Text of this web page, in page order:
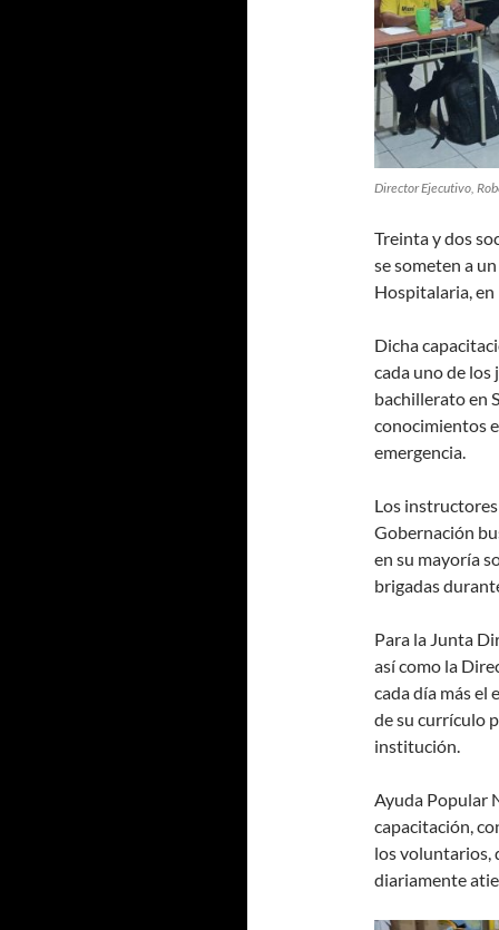
Director Ejecutivo,
Treinta y dos
se someten a
Hospitalaria, en
Dicha
cada uno de
bachillerato en
conocimientos
emergencia.
Los
Gobernación
en su mayoría
brigadas
Para la Junta
así como la
cada día más
de su currículo
institución.
Ayuda Popular
capacitación,
los voluntarios,
diariamente